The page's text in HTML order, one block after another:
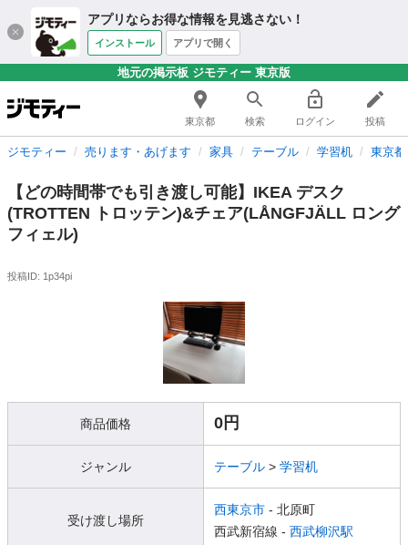
アプリならお得な情報を見逃さない！
インストール アプリで開く
地元の掲示板 ジモティー 東京版
東京都 検索 ログイン 投稿
ジモティー 売ります・あげます 家具 テーブル 学習机 東京
【どの時間帯でも引き渡し可能】IKEA デスク
(TROTTEN トロッテン)&チェア(LÅNGFJÄLL ロング
フィェル)
投稿ID: 1p34pi
商品価格 0円
ジャンル テーブル > 学習机
受け渡し場所
西東京市 - 北原町
西武新宿線 - 西武柳沢駅